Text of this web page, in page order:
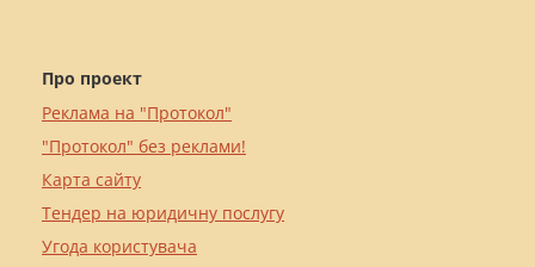
Про проект
Реклама на "Протокол"
"Протокол" без реклами!
Карта сайту
Тендер на юридичну послугу
Угода користувача